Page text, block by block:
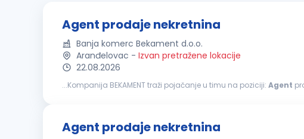
Agent prodaje nekretnina
Banja komerc Bekament d.o.o.
Aranđelovac - Izvan pretražene lokacije
22.08.2026
...Kompanija BEKAMENT traži pojačanje u timu na poziciji: Agent
Agent prodaje nekretnina